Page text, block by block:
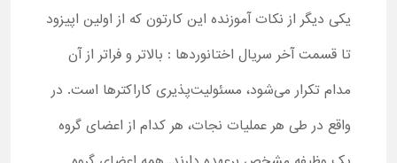
یکی دیگر از نکات آموزنده این کارتون که از اولین اپیزود
تا قسمت آخر سریال اختانوردها : بالاتر و فراتر از آن
مدام تکرار می‌شود، مسئولیت‌پذیری کاراکترها است. در
واقع در طی هر عملیات نجات، هر کدام از اعضای گروه